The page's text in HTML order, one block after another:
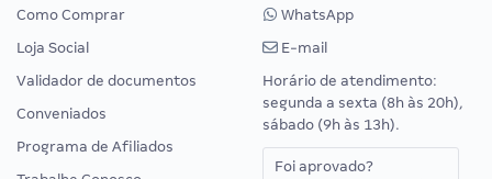
Como Comprar
Loja Social
Validador de documentos
Conveniados
Programa de Afiliados
WhatsApp
E-mail
Horário de atendimento:
segunda a sexta (8h às 20h),
sábado (9h às 13h).
Foi aprovado?